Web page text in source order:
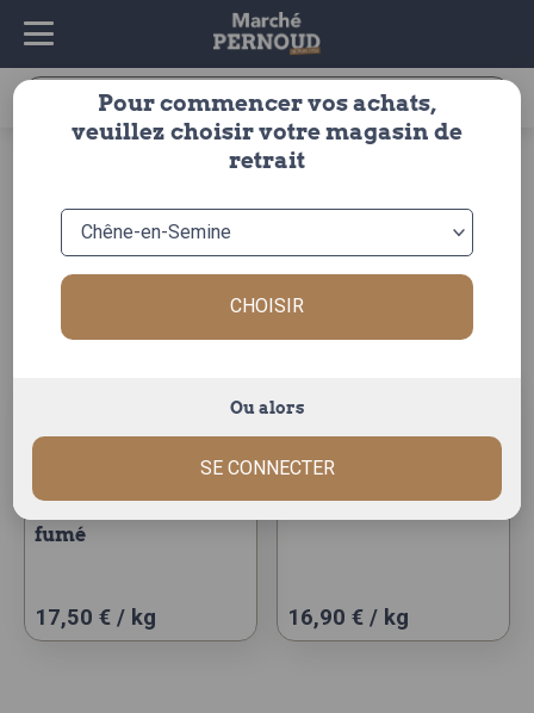
Recherche
Pour commencer vos achats,
veuillez choisir votre magasin de
retrait
CHOISIR
Ou alors
SE CONNECTER
boucherie >
boudins/knack/saucisson
à cuire
fumé
17,50 € / kg 16,90 € / kg